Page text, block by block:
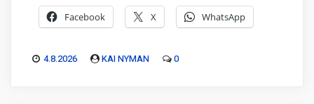
Facebook X WhatsApp
4.8.2026 KAI NYMAN 0